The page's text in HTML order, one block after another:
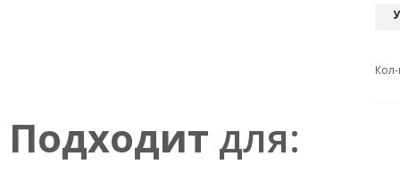
Подходит для: